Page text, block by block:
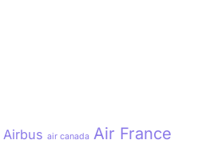
Airbus air canada Air France